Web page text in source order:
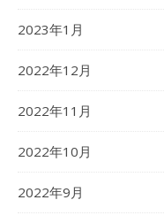
2023年1月
2022年12月
2022年11月
2022年10月
2022年9月